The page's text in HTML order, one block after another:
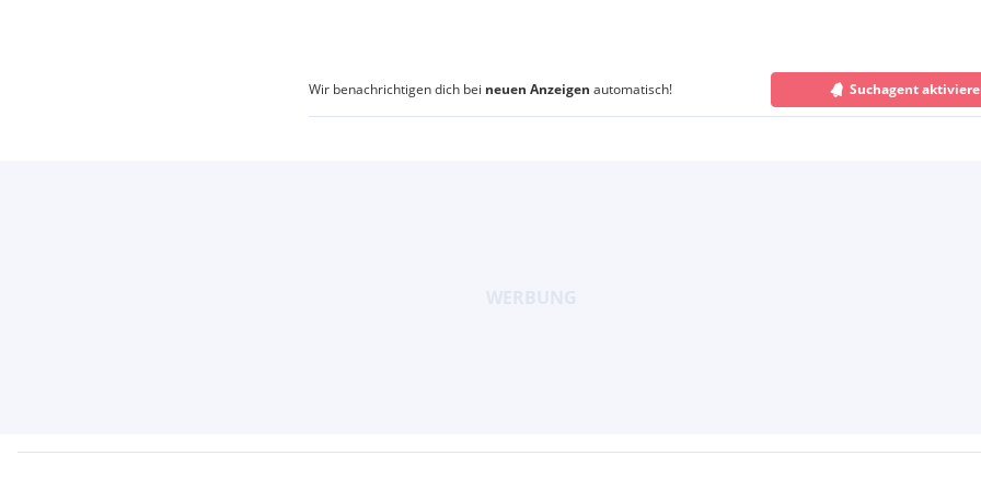
Wir benachrichtigen dich bei neuen Anzeigen automatisch! Suchagent